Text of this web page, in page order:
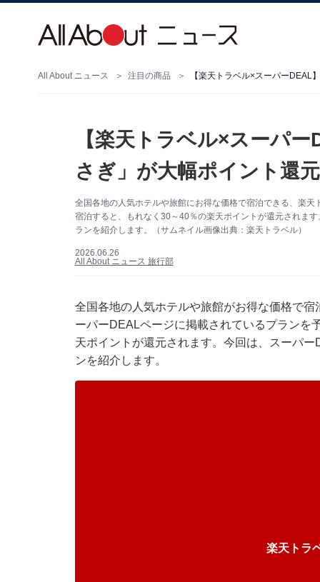
All About ニュース 注目の商品 【楽天トラベル×スーパーDEAL
【楽天トラベル×スーパ
さぎ」が大幅ポイント還
全国各地の人気ホテルや旅館にお得な価格で宿泊できる、楽
宿泊すると、もれなく30～40％の楽天ポイントが還元されま
ランを紹介します。（サムネイル画像出典：楽天トラベル）
2026.06.26
All About ニュース 旅行部
全国各地の人気ホテルや旅館がお得な価格で宿
ーパーDEALページに掲載されているプランを
天ポイントが還元されます。今回は、スーパ
ンを紹介します。
楽天トラ